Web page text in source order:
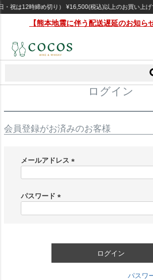
祝は12時締め切り） ¥16,500(税込)以上のお買い上げ
【熊本地震に伴う配送遅延のお知ら
ログイン
会員登録がお済みのお客様
メールアドレス
)
パスワード
ログイン
パスワ